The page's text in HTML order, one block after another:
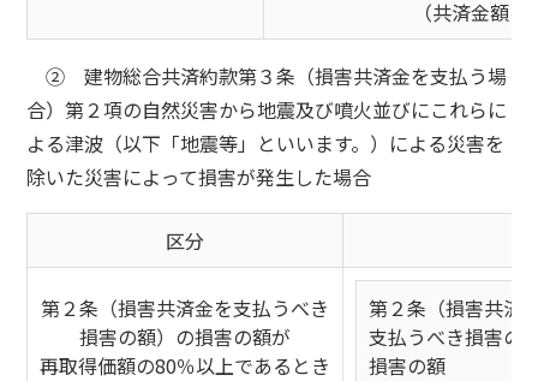
（共済金額
② 建物総合共済約款第３条（損害共済金を支払う場
合）第２項の自然災害から地震及び噴火並びにこれらに
よる津波（以下「地震等」といいます。）による災害を
除いた災害によって損害が発生した場合
区分
第２条（損害共済金を支払うべき
損害の額）の損害の額が
再取得価額の80％以上であるとき
第２条（損害共済
支払うべき損害の
損害の額